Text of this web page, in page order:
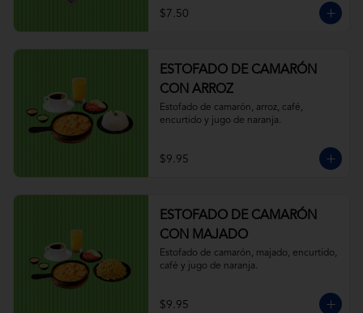
$7.50
ESTOFADO DE CAMARÓN
CON ARROZ
Estofado de camarón, arroz, café,
encurtido y jugo de naranja.
$9.95
ESTOFADO DE CAMARÓN
CON MAJADO
Estofado de camarón, majado, encurtido,
café y jugo de naranja.
$9.95